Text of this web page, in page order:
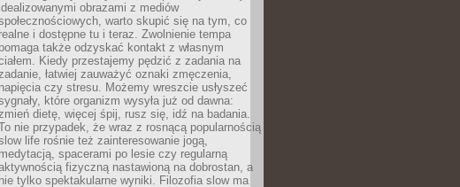
idealizowanymi obrazami z mediów
warto skupić się na tym, co
realne i dostępne tu i teraz. Zwolnienie tempa
pomaga także odzyskać kontakt z własnym
Kiedy przestajemy pędzić z zadania na
łatwiej zauważyć oznaki zmęczenia,
napięcia czy stresu. Możemy wreszcie usłyszeć
które organizm wysyła już od dawna:
dietę, więcej śpij, rusz się, idź na badania.
nie przypadek, że wraz z rosnącą popularnością
life rośnie też zainteresowanie jogą,
medytacją, spacerami po lesie czy regularną
fizyczną nastawioną na dobrostan, a
nie tylko spektakularne wyniki. Filozofia slow ma